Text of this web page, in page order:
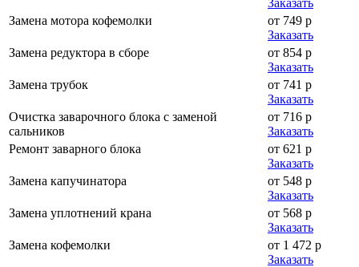
Заказать
Замена мотора кофемолки
от 749 р
Заказать
Замена редуктора в сборе
от 854 р
Заказать
Замена трубок
от 741 р
Заказать
Очистка заварочного блока с заменой
сальников
от 716 р
Заказать
Ремонт заварного блока
от 621 р
Заказать
Замена капучинатора
от 548 р
Заказать
Замена уплотнений крана
от 568 р
Заказать
Замена кофемолки
от 1 472 р
Заказать